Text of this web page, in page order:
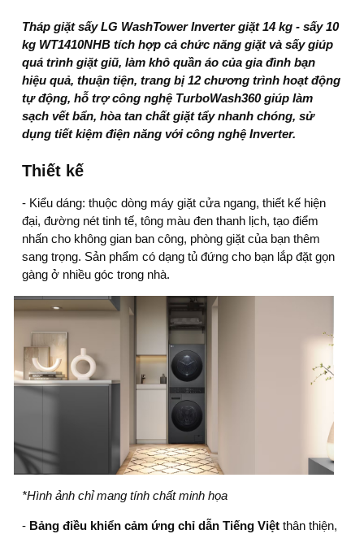
Tháp giặt sấy LG WashTower Inverter giặt 14 kg - sấy 10
kg WT1410NHB tích hợp cả chức năng giặt và sấy giúp
quá trình giặt giũ, làm khô quần áo của gia đình bạn
hiệu quả, thuận tiện, trang bị 12 chương trình hoạt động
tự động, hỗ trợ công nghệ TurboWash360 giúp làm
sạch vết bẩn, hòa tan chất giặt tẩy nhanh chóng, sử
dụng tiết kiệm điện năng với công nghệ Inverter.
Thiết kế
- Kiểu dáng: thuộc dòng máy giặt cửa ngang, thiết kế hiện
đại, đường nét tinh tế, tông màu đen thanh lịch, tạo điểm
nhấn cho không gian ban công, phòng giặt của bạn thêm
sang trọng. Sản phẩm có dạng tủ đứng cho bạn lắp đặt gọn
gàng ở nhiều góc trong nhà.
*Hình ảnh chỉ mang tính chất minh họa
- Bảng điều khiển cảm ứng chỉ dẫn Tiếng Việt thân thiện,